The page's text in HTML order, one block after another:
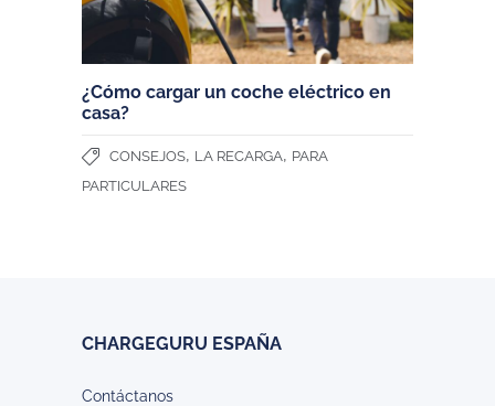
¿Cómo cargar un coche eléctrico en
casa?
CONSEJOS, LA RECARGA, PARA
PARTICULARES
CHARGEGURU ESPAÑA
Contáctanos